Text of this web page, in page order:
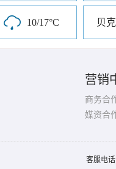
10/17°C 贝
营销
商务合
媒资合
客服电